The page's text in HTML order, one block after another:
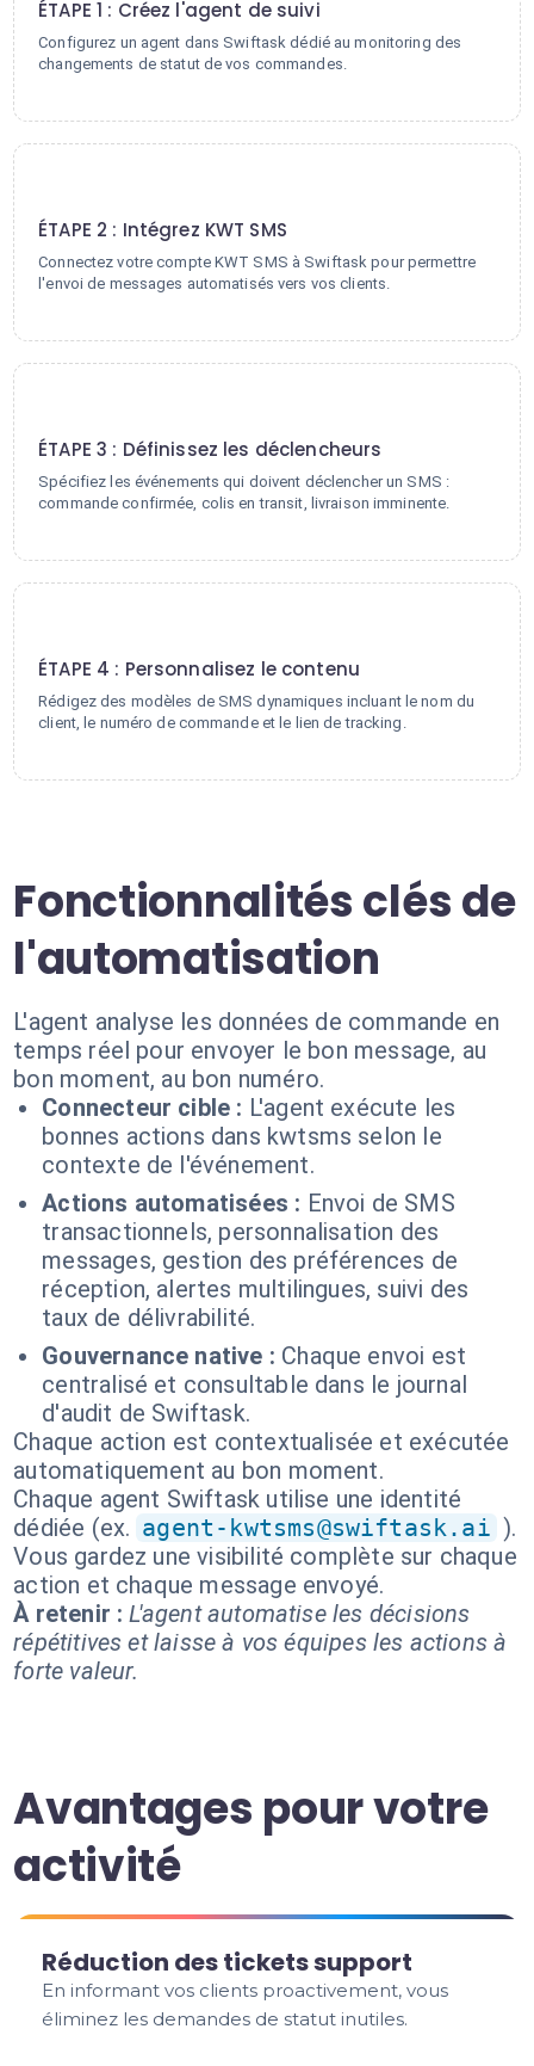
ÉTAPE 1 : Créez l'agent de suivi
Configurez un agent dans Swiftask dédié au monitoring des
changements de statut de vos commandes.
ÉTAPE 2 : Intégrez KWT SMS
Connectez votre compte KWT SMS à Swiftask pour permettre
l'envoi de messages automatisés vers vos clients.
ÉTAPE 3 : Définissez les déclencheurs
Spécifiez les événements qui doivent déclencher un SMS :
commande confirmée, colis en transit, livraison imminente.
ÉTAPE 4 : Personnalisez le contenu
Rédigez des modèles de SMS dynamiques incluant le nom du
client, le numéro de commande et le lien de tracking.
Fonctionnalités clés de
l'automatisation
L'agent analyse les données de commande en
temps réel pour envoyer le bon message, au
bon moment, au bon numéro.
Connecteur cible : L'agent exécute les
bonnes actions dans kwtsms selon le
contexte de l'événement.
Actions automatisées : Envoi de SMS
transactionnels, personnalisation des
messages, gestion des préférences de
réception, alertes multilingues, suivi des
taux de délivrabilité.
Gouvernance native : Chaque envoi est
centralisé et consultable dans le journal
d'audit de Swiftask.
Chaque action est contextualisée et exécutée
automatiquement au bon moment.
Chaque agent Swiftask utilise une identité
dédiée (ex. agent-kwtsms@swiftask.ai ).
Vous gardez une visibilité complète sur chaque
action et chaque message envoyé.
À retenir : L'agent automatise les décisions
répétitives et laisse à vos équipes les actions à
forte valeur.
Avantages pour votre
activité
Réduction des tickets support
En informant vos clients proactivement, vous
éliminez les demandes de statut inutiles.